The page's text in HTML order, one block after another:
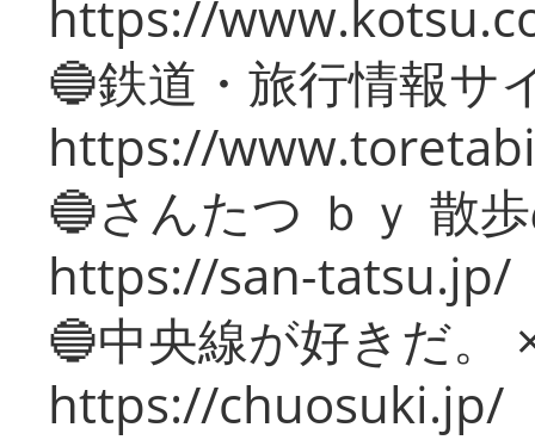
https://
🔵鉄道・旅行情報サ
https://
🔵さんたつ ｂｙ 散
https://san-tatsu.jp/
🔵中央線が好きだ。
https://chuosuki.jp/